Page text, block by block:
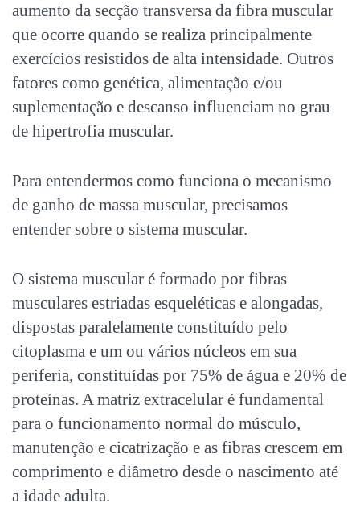
aumento da secção transversa da fibra muscular
que ocorre quando se realiza principalmente
exercícios resistidos de alta intensidade. Outros
fatores como genética, alimentação e/ou
suplementação e descanso influenciam no grau
de hipertrofia muscular.
Para entendermos como funciona o mecanismo
de ganho de massa muscular, precisamos
entender sobre o sistema muscular.
O sistema muscular é formado por fibras
musculares estriadas esqueléticas e alongadas,
dispostas paralelamente constituído pelo
citoplasma e um ou vários núcleos em sua
periferia, constituídas por 75% de água e 20% de
proteínas. A matriz extracelular é fundamental
para o funcionamento normal do músculo,
manutenção e cicatrização e as fibras crescem em
comprimento e diâmetro desde o nascimento até
a idade adulta.